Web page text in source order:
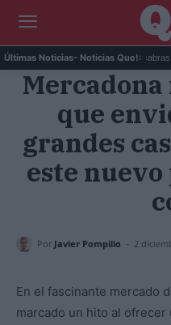
Últimas Noticias- Noticias Que!:
Galápagos eliminó 140.000 cabras
que
grandes
este
Por Javier Pompilio - 2
En el fascinante mercado
marcado un hito al